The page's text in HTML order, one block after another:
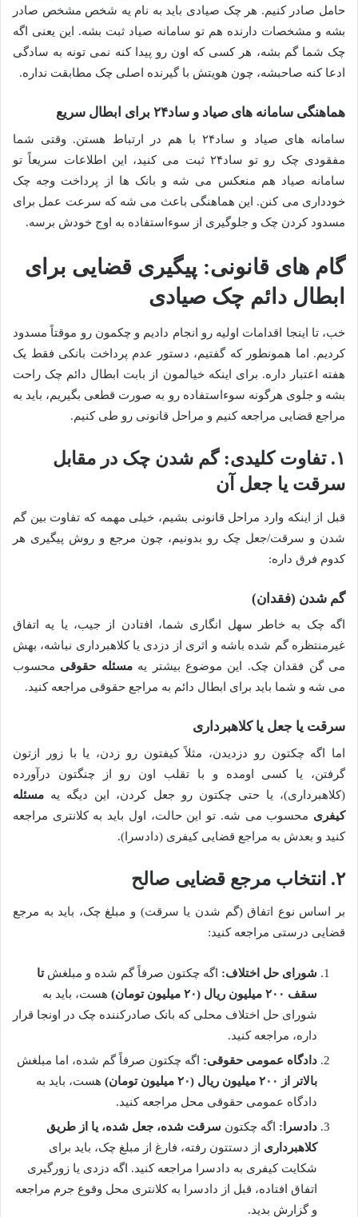
حامل صادر کنیم. هر چک صیادی باید به نام یه شخص مشخص صادر
بشه و مشخصات دارنده هم تو سامانه صیاد ثبت بشه. این یعنی اگه
چک شما گم بشه، هر کسی که اون رو پیدا کنه نمی تونه به سادگی
ادعا کنه صاحبشه، چون هویتش با گیرنده اصلی چک مطابقت نداره.
هماهنگی سامانه های صیاد و ساد۲۴ برای ابطال سریع
سامانه های صیاد و ساد۲۴ با هم در ارتباط هستن. وقتی شما
مفقودی چک رو تو ساد۲۴ ثبت می کنید، این اطلاعات سریعاً تو
سامانه صیاد هم منعکس می شه و بانک ها از پرداخت وجه چک
خودداری می کنن. این هماهنگی باعث می شه که سرعت عمل برای
مسدود کردن چک و جلوگیری از سوءاستفاده به اوج خودش برسه.
گام های قانونی: پیگیری قضایی برای
ابطال دائم چک صیادی
خب، تا اینجا اقدامات اولیه رو انجام دادیم و چکمون رو موقتاً مسدود
کردیم. اما همونطور که گفتیم، دستور عدم پرداخت بانکی فقط یک
هفته اعتبار داره. برای اینکه خیالمون از بابت ابطال دائم چک راحت
بشه و جلوی هرگونه سوءاستفاده رو به صورت قطعی بگیریم، باید به
مراجع قضایی مراجعه کنیم و مراحل قانونی رو طی کنیم.
۱. تفاوت کلیدی: گم شدن چک در مقابل
سرقت یا جعل آن
قبل از اینکه وارد مراحل قانونی بشیم، خیلی مهمه که تفاوت بین گم
شدن و سرقت/جعل چک رو بدونیم، چون مرجع و روش پیگیری هر
کدوم فرق داره:
گم شدن (فقدان)
اگه چک به خاطر سهل انگاری شما، افتادن از جیب، یا یه اتفاق
غیرمنتظره گم شده باشه و اثری از دزدی یا کلاهبرداری نباشه، بهش
می گن فقدان چک. این موضوع بیشتر یهمسئله حقوقی محسوب
می شه و شما باید برای ابطال دائم به مراجع حقوقی مراجعه کنید.
سرقت یا جعل یا کلاهبرداری
اما اگه چکتون رو دزدیدن، مثلاً کیفتون رو زدن، یا با زور ازتون
گرفتن، یا کسی اومده و با تقلب اون رو از چنگتون درآورده
(کلاهبرداری)، یا حتی چکتون رو جعل کردن، این دیگه یه مسئله
کیفری محسوب می شه. تو این حالت، اول باید به کلانتری مراجعه
کنید و بعدش به مراجع قضایی کیفری (دادسرا).
۲. انتخاب مرجع قضایی صالح
بر اساس نوع اتفاق (گم شدن یا سرقت) و مبلغ چک، باید به مرجع
قضایی درستی مراجعه کنید:
شورای حل اختلاف: اگه چکتون صرفاً گم شده و مبلغشتا
سقف ۲۰۰ میلیون ریال (۲۰ میلیون تومان)
هست، باید به
شورای حل اختلاف محلی که بانک صادرکننده چک در اونجا قرار
داره، مراجعه کنید.
دادگاه عمومی حقوقی: اگه چکتون صرفاً گم شده، اما مبلغش
بالاتر از ۲۰۰ میلیون ریال (۲۰ میلیون تومان)
هست، باید به
دادگاه عمومی حقوقی محل مراجعه کنید.
دادسرا: اگه چکتون سرقت شده، جعل شده، یا از طریق
کلاهبرداری از دستتون رفته، فارغ از مبلغ چک، باید برای
شکایت کیفری به دادسرا مراجعه کنید. اگه دزدی یا زورگیری
اتفاق افتاده، قبل از دادسرا به کلانتری محل وقوع جرم مراجعه
و گزارش بدید.